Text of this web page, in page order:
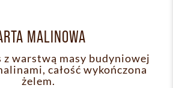
MALINOWA
z warstwą masy budyniowej
całość wykończona
żelem.